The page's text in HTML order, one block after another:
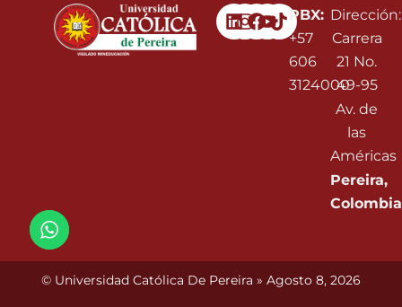
Linkedin
Instagram
Facebook
Youtube
PBX:
+57
606
3124000
Dirección:
Carrera
21 No.
49-95
Av. de
las
Américas
Pereira,
Colombia
© Universidad Católica De Pereira » Agosto 8, 2026